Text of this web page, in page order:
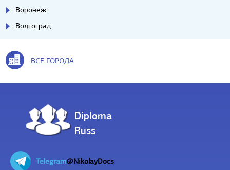
Воронеж
Волгоград
ВСЕ ГОРОДА
Diploma
Russ
Telegram@NikolayDocs